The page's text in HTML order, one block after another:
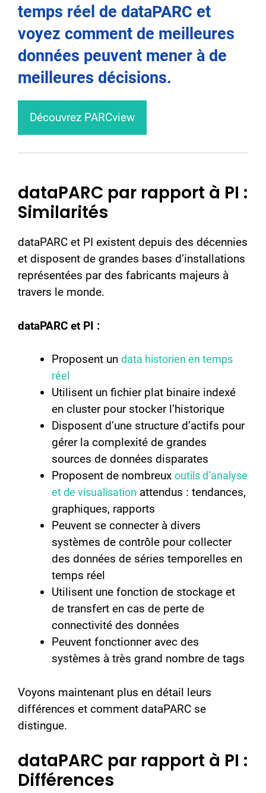
temps réel de dataPARC et
voyez comment de meilleures
données peuvent mener à de
meilleures décisions.
Découvrez PARCview
dataPARC par rapport à PI :
Similarités
dataPARC et PI existent depuis des décennies
et disposent de grandes bases d’installations
représentées par des fabricants majeurs à
travers le monde.
dataPARC et PI :
Proposent un data historien en temps
réel
Utilisent un fichier plat binaire indexé
en cluster pour stocker l’historique
Disposent d’une structure d’actifs pour
gérer la complexité de grandes
sources de données disparates
Proposent de nombreux outils d’analyse
et de visualisation attendus : tendances,
graphiques, rapports
Peuvent se connecter à divers
systèmes de contrôle pour collecter
des données de séries temporelles en
temps réel
Utilisent une fonction de stockage et
de transfert en cas de perte de
connectivité des données
Peuvent fonctionner avec des
systèmes à très grand nombre de tags
Voyons maintenant plus en détail leurs
différences et comment dataPARC se
distingue.
dataPARC par rapport à PI :
Différences